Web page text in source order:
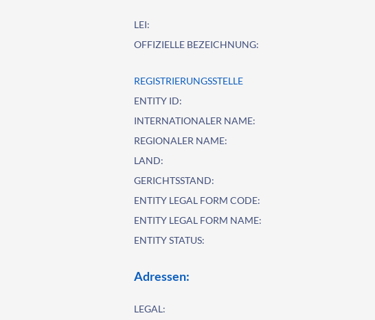
LEI:
OFFIZIELLE BEZEICHNUNG:
REGISTRIERUNGSSTELLE
ENTITY ID:
INTERNATIONALER NAME:
REGIONALER NAME:
LAND:
GERICHTSSTAND:
ENTITY LEGAL FORM CODE:
ENTITY LEGAL FORM NAME:
ENTITY STATUS:
Adressen:
LEGAL: